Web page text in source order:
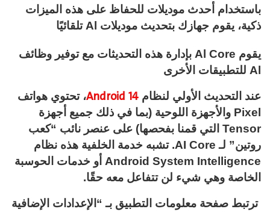
باستخدام أحدث موديلات للحفاظ على هذه الميزات
ذكية، يقوم جهازك بتحديث موديلات Al تلقائيًا
يقوم Al Core بإدارة هذه التحديثات مع توفير وظائف
Al للتطبيقات الأخرى
عند التحديث الأولي لنظام Android 14، تحتوي هواتف
Pixel والأجهزة اللوحية (بما في ذلك جميع أجهزة
Tensor التي قمنا بفحصها) على عنصر نائب “كعب
روتين” لـ AI Core. تشبه خدمة الخلفية هذه نظام
Android System Intelligence أو خدمات الحوسبة
الخاصة وهي شيء لن تتفاعل معه حقًا.
ترتبط صفحة معلومات التطبيق بـ “الإعدادات الإضافية